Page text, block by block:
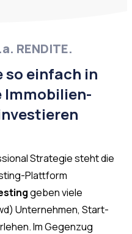
RENDITE.
so einfach in
Immobilien-
Strategie steht die
Plattform
geben viele
Unternehmen, Start-
Im Gegenzug